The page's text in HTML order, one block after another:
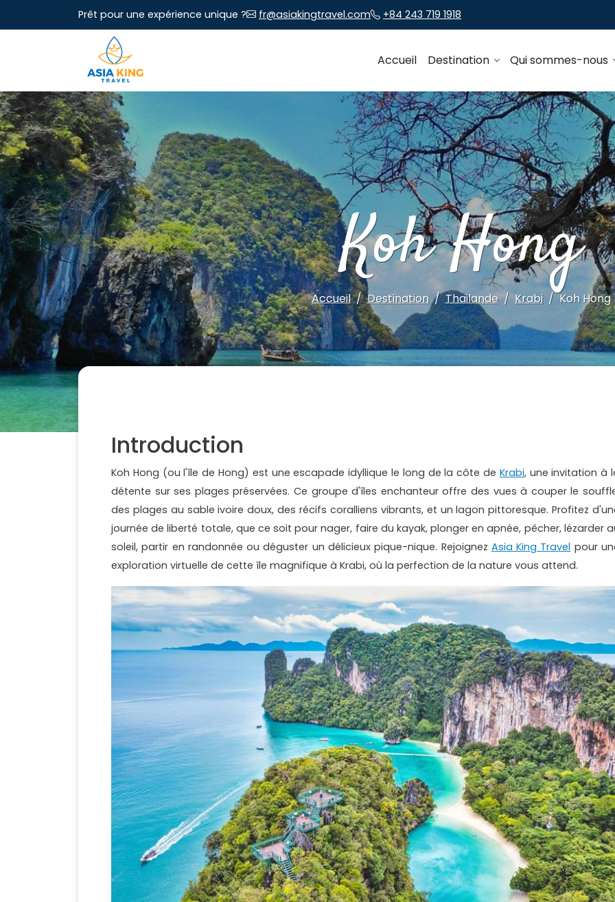
Prêt pour une expérience unique ? fr@asiakingtravel.com +84 243 719 1918
Accueil Destination Qui sommes-nous
Koh Hong
Accueil Destination Thailande Krabi Koh Hong
Introduction
Koh Hong (ou l'île de Hong) est une escapade idyllique le long de la côte de Krabi, une invitation à
détente sur ses plages préservées. Ce groupe d'îles enchanteur offre des vues à couper le
des plages au sable ivoire doux, des récifs coralliens vibrants, et un lagon pittoresque. Profitez
journée de liberté totale, que ce soit pour nager, faire du kayak, plonger en apnée, pêcher, lézarder
soleil, partir en randonnée ou déguster un délicieux pique-nique. Rejoignez Asia King Travel pour
exploration virtuelle de cette île magnifique à Krabi, où la perfection de la nature vous attend.